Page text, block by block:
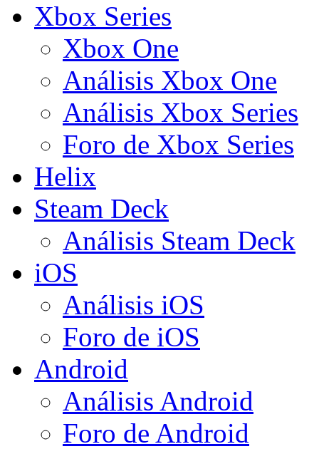
Xbox Series
Xbox One
Análisis Xbox One
Análisis Xbox Series
Foro de Xbox Series
Helix
Steam Deck
Análisis Steam Deck
iOS
Análisis iOS
Foro de iOS
Android
Análisis Android
Foro de Android